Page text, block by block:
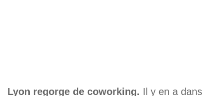
Lyon regorge de coworking. Il y en a dans